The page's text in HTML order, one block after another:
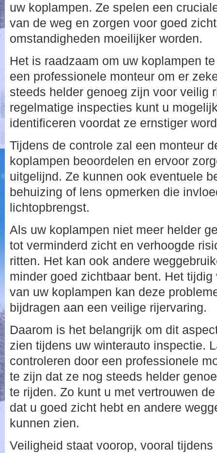
uw koplampen. Ze spelen een
van de weg en zorgen voor goed
omstandigheden moeilijker worden.
Het is raadzaam om uw koplampen
een professionele monteur om er
steeds helder genoeg zijn voor veilig
regelmatige inspecties kunt u
identificeren voordat ze ernstiger
Tijdens de controle zal een monteur
koplampen beoordelen en ervoor
uitgelijnd. Ze kunnen ook eventuele
behuizing of lens opmerken die
lichtopbrengst.
Als uw koplampen niet meer helder
tot verminderd zicht en verhoogde
ritten. Het kan ook andere
minder goed zichtbaar bent. Het
van uw koplampen kan deze
bijdragen aan een veilige rijervaring.
Daarom is het belangrijk om dit
zien tijdens uw winterauto inspectie.
controleren door een professionele
te zijn dat ze nog steeds helder
te rijden. Zo kunt u met vertrouwen
dat u goed zicht hebt en andere
kunnen zien.
Veiligheid staat voorop, vooral